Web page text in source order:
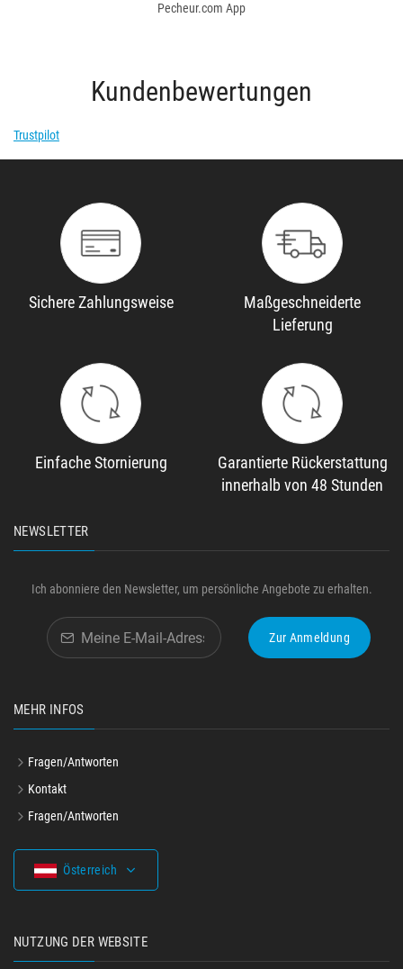
Pecheur.com App
Kundenbewertungen
Trustpilot
Sichere Zahlungsweise
Maßgeschneiderte
Lieferung
Einfache Stornierung
Garantierte Rückerstattung
innerhalb von 48 Stunden
NEWSLETTER
Ich abonniere den Newsletter, um persönliche Angebote zu erhalten.
Zur Anmeldung
MEHR INFOS
Fragen/Antworten
Kontakt
Fragen/Antworten
Österreich
NUTZUNG DER WEBSITE